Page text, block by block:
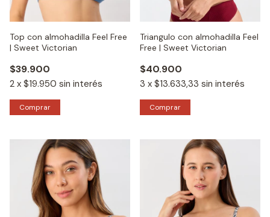
Top con almohadilla Feel Free
| Sweet Victorian
$39.900
2 x $19.950 sin interés
Comprar
Triangulo con almohadilla Feel
Free | Sweet Victorian
$40.900
3 x $13.633,33 sin interés
Comprar